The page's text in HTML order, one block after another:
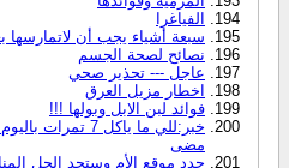
الفياغرا
سبعة أشياء يجب أن لاتمارسها
نصائح لصحة الجسم
عاجل --- تحذير صحي
اخطار مزيل العرق
فوائد لبن الابل وبولها !!!
خبر:للي ما ياكل
مضى
حدد موقع الأم وستجد الحل